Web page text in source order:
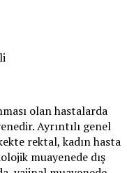
olan hastalarda
Ayrıntılı genel
rektal, kadın hasta
muayenede dış